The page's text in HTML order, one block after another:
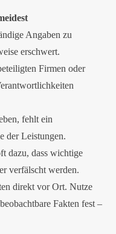
Angaben zu
erschwert.
Firmen oder
fehlt ein
der Leistungen.
dazu, dass wichtige
verfälscht werden.
direkt vor Ort. Nutze
Fakten fest –